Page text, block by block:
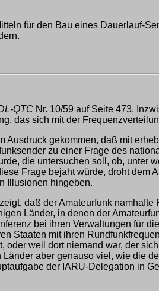
für den Bau eines Dauerlauf-
QTC Nr. 10/59 auf Seite 473.
das sich mit der
Ausdruck gekommen, daß mit
zu einer Frage des
die untersuchen soll, ob, unter
Frage bejaht würde, droht
Illusionen hingeben.
daß der Amateurfunk
Länder, in denen der
bei ihren Verwaltungen für
Staaten mit ihren
weil dort niemand war, der
aber genauso viel, wie die
der IARU-Delegation in